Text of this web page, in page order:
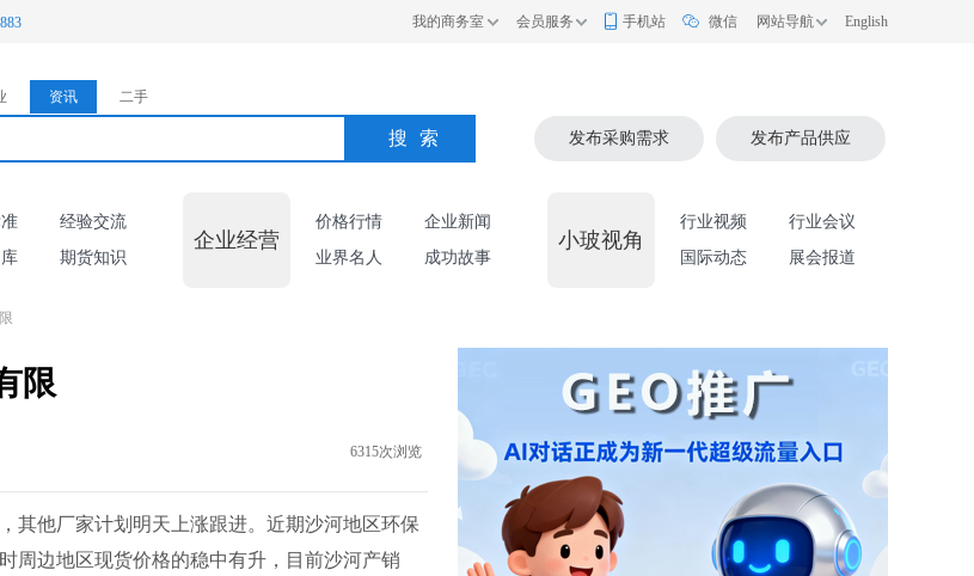
我的商务室 会员服务 手机站 微信 网站导航 English
资讯 二手
搜索 发布采购需求 发布产品供应
经验交流
期货知识
企业经营
价格行情
企业新闻
业界名人
成功故事
小玻视角
行业视频
行业会议
国际动态
展会报道
限
6315次浏览
其他厂家计划明天上涨跟进。近期沙河地区环保
周边地区现货价格的稳中有升，目前沙河产销